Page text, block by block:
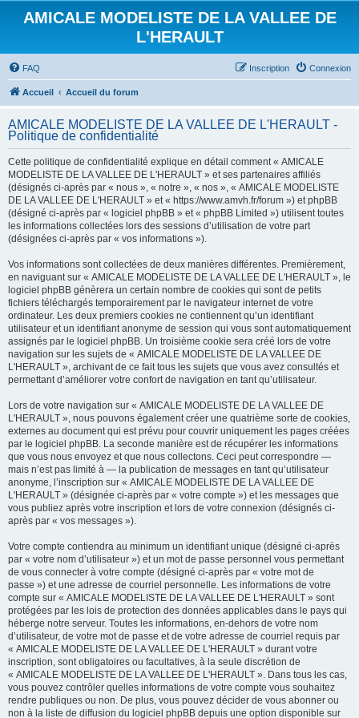
AMICALE MODELISTE DE LA VALLEE DE
L'HERAULT
FAQ Connexion
Inscription
Accueil Accueil du forum
AMICALE MODELISTE DE LA VALLEE DE L'HERAULT -
Politique de confidentialité
Cette politique de confidentialité explique en détail comment « AMICALE
MODELISTE DE LA VALLEE DE L'HERAULT » et ses partenaires affiliés
(désignés ci-après par « nous », « notre », « nos », « AMICALE MODELISTE
DE LA VALLEE DE L'HERAULT » et « https://www.amvh.fr/forum ») et phpBB
(désigné ci-après par « logiciel phpBB » et « phpBB Limited ») utilisent toutes
les informations collectées lors des sessions d’utilisation de votre part
(désignées ci-après par « vos informations »).
Vos informations sont collectées de deux manières différentes. Premièrement,
en naviguant sur « AMICALE MODELISTE DE LA VALLEE DE L'HERAULT », le
logiciel phpBB génèrera un certain nombre de cookies qui sont de petits
fichiers téléchargés temporairement par le navigateur internet de votre
ordinateur. Les deux premiers cookies ne contiennent qu’un identifiant
utilisateur et un identifiant anonyme de session qui vous sont automatiquement
assignés par le logiciel phpBB. Un troisième cookie sera créé lors de votre
navigation sur les sujets de « AMICALE MODELISTE DE LA VALLEE DE
L'HERAULT », archivant de ce fait tous les sujets que vous avez consultés et
permettant d’améliorer votre confort de navigation en tant qu’utilisateur.
Lors de votre navigation sur « AMICALE MODELISTE DE LA VALLEE DE
L'HERAULT », nous pouvons également créer une quatrième sorte de cookies,
externes au document qui est prévu pour couvrir uniquement les pages créées
par le logiciel phpBB. La seconde manière est de récupérer les informations
que vous nous envoyez et que nous collectons. Ceci peut correspondre —
mais n’est pas limité à — la publication de messages en tant qu’utilisateur
anonyme, l’inscription sur « AMICALE MODELISTE DE LA VALLEE DE
L'HERAULT » (désignée ci-après par « votre compte ») et les messages que
vous publiez après votre inscription et lors de votre connexion (désignés ci-
après par « vos messages »).
Votre compte contiendra au minimum un identifiant unique (désigné ci-après
par « votre nom d’utilisateur ») et un mot de passe personnel vous permettant
de vous connecter à votre compte (désigné ci-après par « votre mot de
passe ») et une adresse de courriel personnelle. Les informations de votre
compte sur « AMICALE MODELISTE DE LA VALLEE DE L'HERAULT » sont
protégées par les lois de protection des données applicables dans le pays qui
héberge notre serveur. Toutes les informations, en-dehors de votre nom
d’utilisateur, de votre mot de passe et de votre adresse de courriel requis par
« AMICALE MODELISTE DE LA VALLEE DE L'HERAULT » durant votre
inscription, sont obligatoires ou facultatives, à la seule discrétion de
« AMICALE MODELISTE DE LA VALLEE DE L'HERAULT ». Dans tous les cas,
vous pouvez contrôler quelles informations de votre compte vous souhaitez
rendre publiques ou non. De plus, vous pouvez décider de vous abonner ou
non à la liste de diffusion du logiciel phpBB depuis une option disponible sur